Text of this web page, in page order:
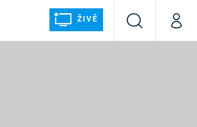
ŽIVĚ
VyhledáváníMůj